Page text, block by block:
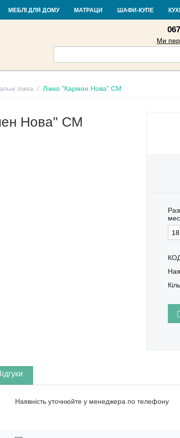
Контакти Доставка і оплата Гарантія
Ми
МЕБЛІ ДЛЯ ДОМУ МАТРАЦИ ШАФИ-КУПЕ
ліжка / Ліжко "Кармен Нова" СМ
Нова" СМ
Наявність уточнюйте у менеджера по телефону